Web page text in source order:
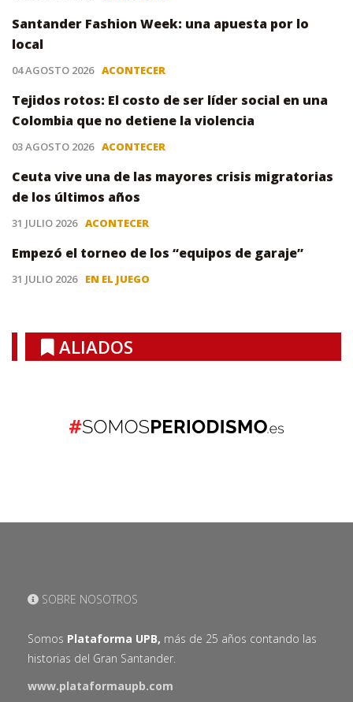
Santander Fashion Week: una apuesta por lo
local
04 AGOSTO 2026 ACONTECER
Tejidos rotos: El costo de ser líder social en una
Colombia que no detiene la violencia
03 AGOSTO 2026 ACONTECER
Ceuta vive una de las mayores crisis migratorias
de los últimos años
31 JULIO 2026 ACONTECER
Empezó el torneo de los “equipos de garaje”
31 JULIO 2026 EN EL JUEGO
ALIADOS
SOBRE NOSOTROS
Somos Plataforma UPB, más de 25 años contando las
historias del Gran Santander.
www.plataformaupb.com